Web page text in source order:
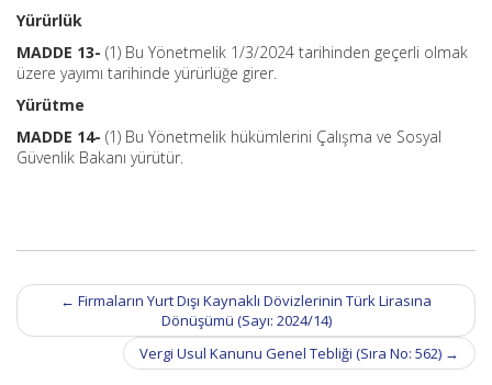
Yürürlük
MADDE 13- (1) Bu Yönetmelik 1/3/2024 tarihinden geçerli olmak
üzere yayımı tarihinde yürürlüğe girer.
Yürütme
MADDE 14- (1) Bu Yönetmelik hükümlerini Çalışma ve Sosyal
Güvenlik Bakanı yürütür.
Post
navigation
← Firmaların Yurt Dışı Kaynaklı Dövizlerinin Türk Lirasına
Dönüşümü (Sayı: 2024/14)
Vergi Usul Kanunu Genel Tebliği (Sıra No: 562) →